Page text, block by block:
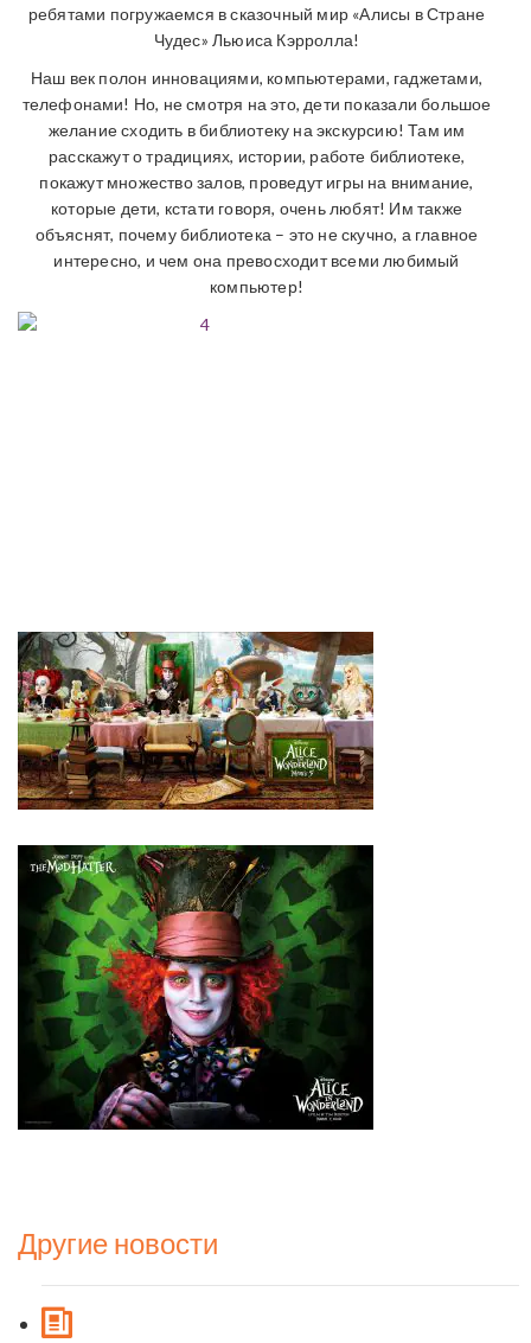
ребятами погружаемся в сказочный мир «Алисы в Стране
Чудес» Льюиса Кэрролла!
Наш век полон инновациями, компьютерами, гаджетами,
телефонами! Но, не смотря на это, дети показали большое
желание сходить в библиотеку на экскурсию! Там им
расскажут о традициях, истории, работе библиотеке,
покажут множество залов, проведут игры на внимание,
которые дети, кстати говоря, очень любят! Им также
объяснят, почему библиотека – это не скучно, а главное
интересно, и чем она превосходит всеми любимый
компьютер!
Другие новости